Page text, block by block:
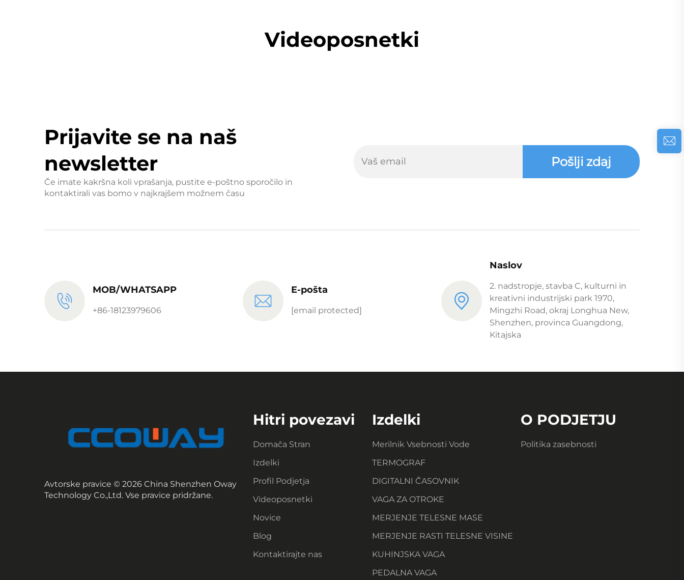
Videoposnetki
Prijavite se na naš
newsletter
Če imate kakršna koli vprašanja, pustite e-poštno sporočilo in
kontaktirali vas bomo v najkrajšem možnem času
Pošlji zdaj
MOB/WHATSAPP
+86-18123979606
E-pošta
[email protected]
Naslov
2. nadstropje, stavba C, kulturni in
kreativni industrijski park 1970,
Mingzhi Road, okraj Longhua New,
Shenzhen, provinca Guangdong,
Kitajska
Avtorske pravice © 2026 China Shenzhen Oway
Technology Co.,Ltd. Vse pravice pridržane.
Hitri povezavi
Domača Stran
Izdelki
Profil Podjetja
Videoposnetki
Novice
Blog
Kontaktirajte nas
Izdelki
Merilnik Vsebnosti Vode
TERMOGRAF
DIGITALNI ČASOVNIK
VAGA ZA OTROKE
MERJENJE TELESNE MASE
MERJENJE RASTI TELESNE VISINE
KUHINJSKA VAGA
PEDALNA VAGA
O PODJETJU
Politika zasebnosti